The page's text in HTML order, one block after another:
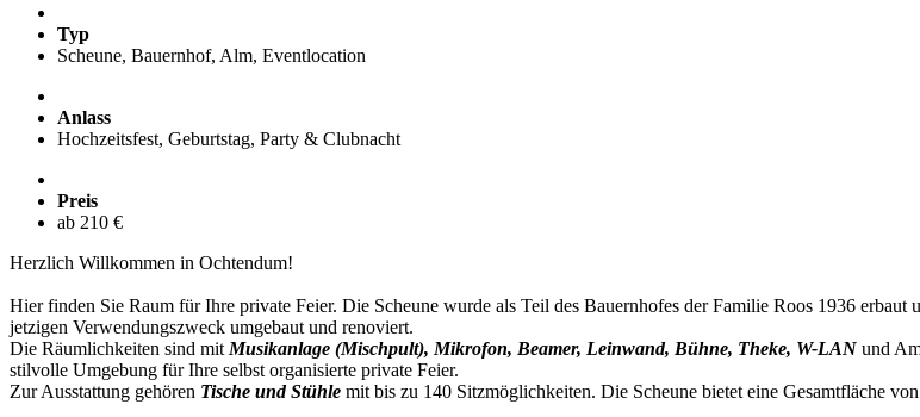
Typ
Scheune, Bauernhof, Alm, Eventlocation
Anlass
Hochzeitsfest, Geburtstag, Party & Clubnacht
Preis
ab 210 €
Herzlich Willkommen in Ochtendum!
Hier finden Sie Raum für Ihre private Feier. Die Scheune wurde als Teil des Bauernhofes der Familie Roos 1936
jetzigen Verwendungszweck umgebaut und renoviert.
Die Räumlichkeiten sind mit Musikanlage (Mischpult), Mikrofon, Beamer, Leinwand, Bühne, Theke, W-LAN und
stilvolle Umgebung für Ihre selbst organisierte private Feier.
Zur Ausstattung gehören Tische und Stühle mit bis zu 140 Sitzmöglichkeiten. Die Scheune bietet eine Gesamtfläche